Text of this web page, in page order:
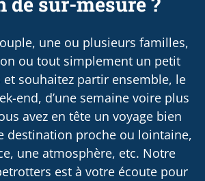
une ou plusieurs familles,
ou tout simplement un petit
et souhaitez partir ensemble, le
end, d’une semaine voire plus
avez en tête un voyage bien
destination proche ou lointaine,
une atmosphère, etc. Notre
est à votre écoute pour